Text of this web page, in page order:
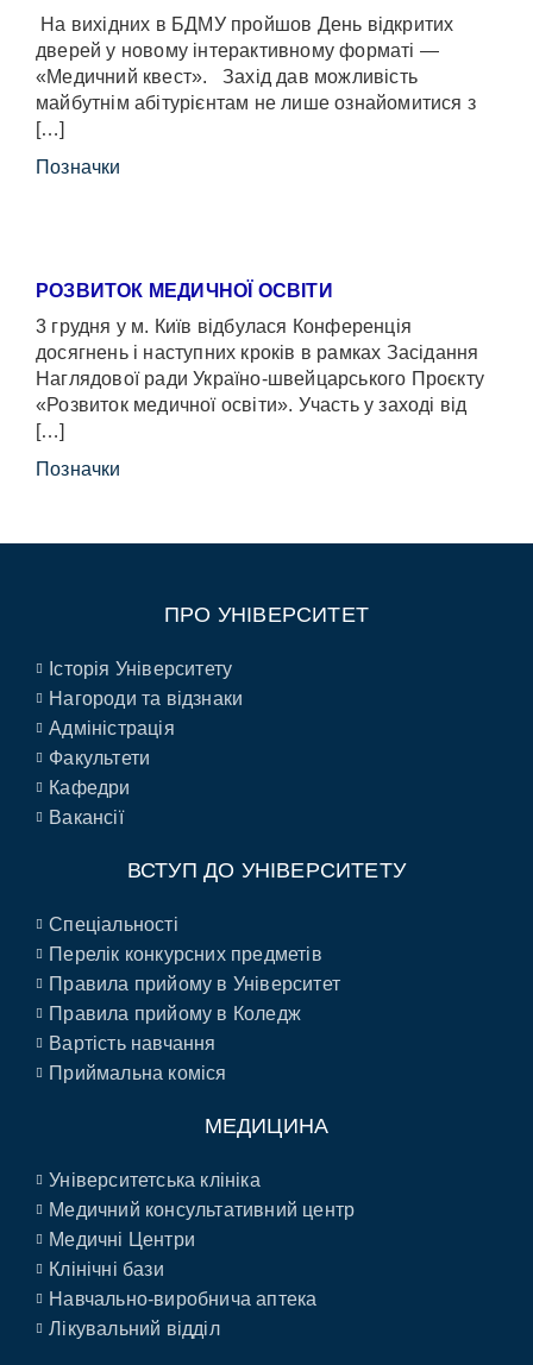
На вихідних в БДМУ пройшов День відкритих
дверей у новому інтерактивному форматі —
«Медичний квест». Захід дав можливість
майбутнім абітурієнтам не лише ознайомитися з
[…]
Позначки
РОЗВИТОК МЕДИЧНОЇ ОСВІТИ
3 грудня у м. Київ відбулася Конференція
досягнень і наступних кроків в рамках Засідання
Наглядової ради Україно-швейцарського Проєкту
«Розвиток медичної освіти». Участь у заході від
[…]
Позначки
ПРО УНІВЕРСИТЕТ
Історія Університету
Нагороди та відзнаки
Адміністрація
Факультети
Кафедри
Вакансії
ВСТУП ДО УНІВЕРСИТЕТУ
Спеціальності
Перелік конкурсних предметів
Правила прийому в Університет
Правила прийому в Коледж
Вартість навчання
Приймальна коміся
МЕДИЦИНА
Університетська клініка
Медичний консультативний центр
Медичні Центри
Клінічні бази
Навчально-виробнича аптека
Лікувальний відділ